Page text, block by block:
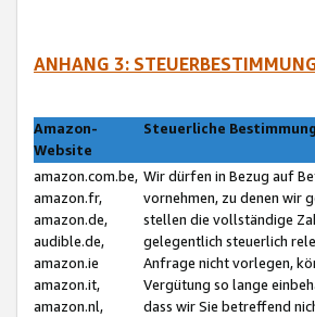
ANHANG 3:
Amazon-
Website
Steuerliche
amazon.com.be,
amazon.fr,
amazon.de,
audible.de,
amazon.ie
amazon.it,
amazon.nl,
Wir dürfen in Bezug auf
vornehmen, zu denen wir
stellen die vollständige
gelegentlich steuerlich
Anfrage nicht vorlegen,
Vergütung so lange
dass wir Sie betreffend